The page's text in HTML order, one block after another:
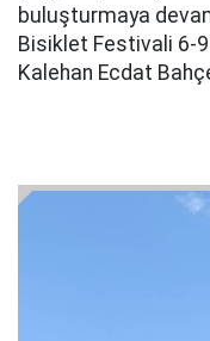
buluşturmaya
Bisiklet Festivali 6-
Kalehan Ecdat